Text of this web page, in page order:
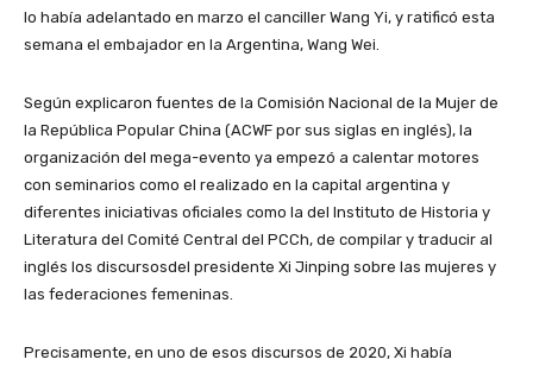
lo había adelantado en marzo el canciller Wang Yi, y ratificó esta
semana el embajador en la Argentina, Wang Wei.
Según explicaron fuentes de la Comisión Nacional de la Mujer de
la República Popular China (ACWF por sus siglas en inglés), la
organización del mega-evento ya empezó a calentar motores
con seminarios como el realizado en la capital argentina y
diferentes iniciativas oficiales como la del Instituto de Historia y
Literatura del Comité Central del PCCh, de compilar y traducir al
inglés los discursosdel presidente Xi Jinping sobre las mujeres y
las federaciones femeninas.
Precisamente, en uno de esos discursos de 2020, Xi había